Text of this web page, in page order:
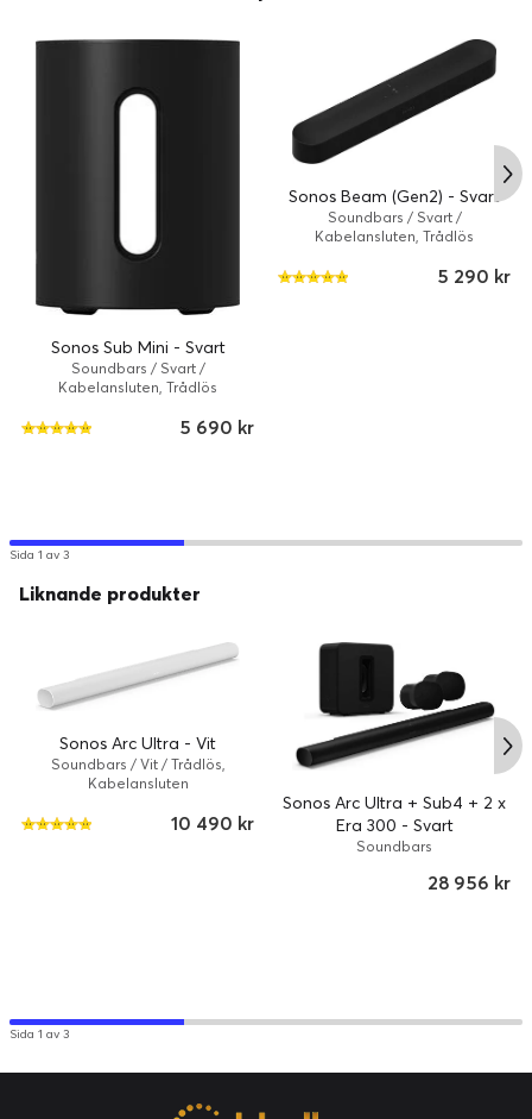
Alla akustiska komponenter är riktade framåt för att minska
störningar från närliggande ytor så att Ray alltid låter
fantastiskt, även om du placerar den i tv-möbeln.
Ingenting får stå i vägen för din
underhållning
Den kompakta och diskreta designen smälter in i hemmet
och distraherar inte från det som händer på skärmen.
Sonos Sub Mini - Svart
Soundbars / Svart /
Kabelansluten, Trådlös
5 690 kr
Sonos Beam (Gen2) - Svart
Soundbars / Svart /
Kabelansluten, Trådlös
5 290 kr
Sida 1 av 3
Liknande produkter
Sonos Arc Ultra - Vit
Soundbars / Vit / Trådlös,
Kabelansluten
10 490 kr
Sonos Arc Ultra + Sub4 + 2 x
Era 300 - Svart
Soundbars
28 956 kr
Sida 1 av 3